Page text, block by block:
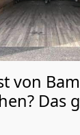
von
Das